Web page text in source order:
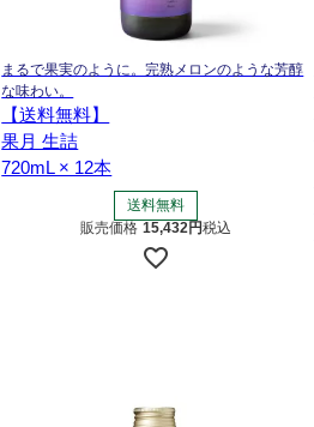
まるで果実のように。完熟メロンのような芳醇
な味わい。
【送料無料】
果月 生詰
720mL × 12本
送料無料
販売価格 15,432 税込